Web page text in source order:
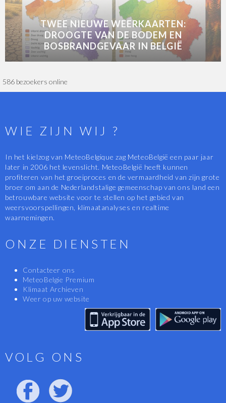
TWEE NIEUWE WEERKAARTEN:
DROOGTE VAN DE BODEM EN
BOSBRANDGEVAAR IN BELGIË
586 bezoekers online
WIE ZIJN WIJ ?
In het kielzog van MeteoBelgique zag MeteoBelgië een paar jaar
later in 2006 het levenslicht. MeteoBelgië heeft kunnen
profiteren van het groeiproces en de vermaardheid van zijn grote
broer om aan de Nederlandstalige gemeenschap van ons land een
betrouwbare website voor te stellen op het gebied van
weersvoorspellingen, klimaatanalyses en realtime
waarnemingen.
ONZE DIENSTEN
Contacteer ons
MeteoBelgie Premium
Klimaat Archieven
Weer op uw website
VOLG ONS